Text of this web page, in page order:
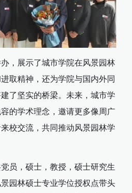
，展示了城市学院在风景园林
取精神，还为学院与国内外同
了坚实的桥梁。未来，城市学
的学术理念，邀请更多像周广
校交流，共同推动风景园林学
员，硕士，教授，硕士研究生
园林硕士专业学位授权点带头